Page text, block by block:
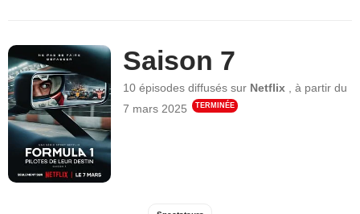
Saison 7
10 épisodes diffusés sur Netflix ,à partir du
7 mars 2025
TERMINÉE